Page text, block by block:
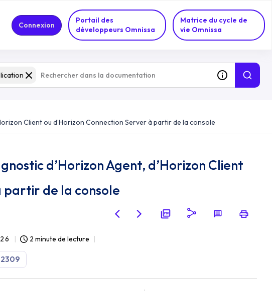
Portail des
développeurs Omnissa
Matrice du cycle de
vie Omnissa
Connexion
Client ou d’Horizon Connection Server à partir de la console
d’Horizon Agent, d’Horizon Client
partir de la console
2 minute de lecture
2309